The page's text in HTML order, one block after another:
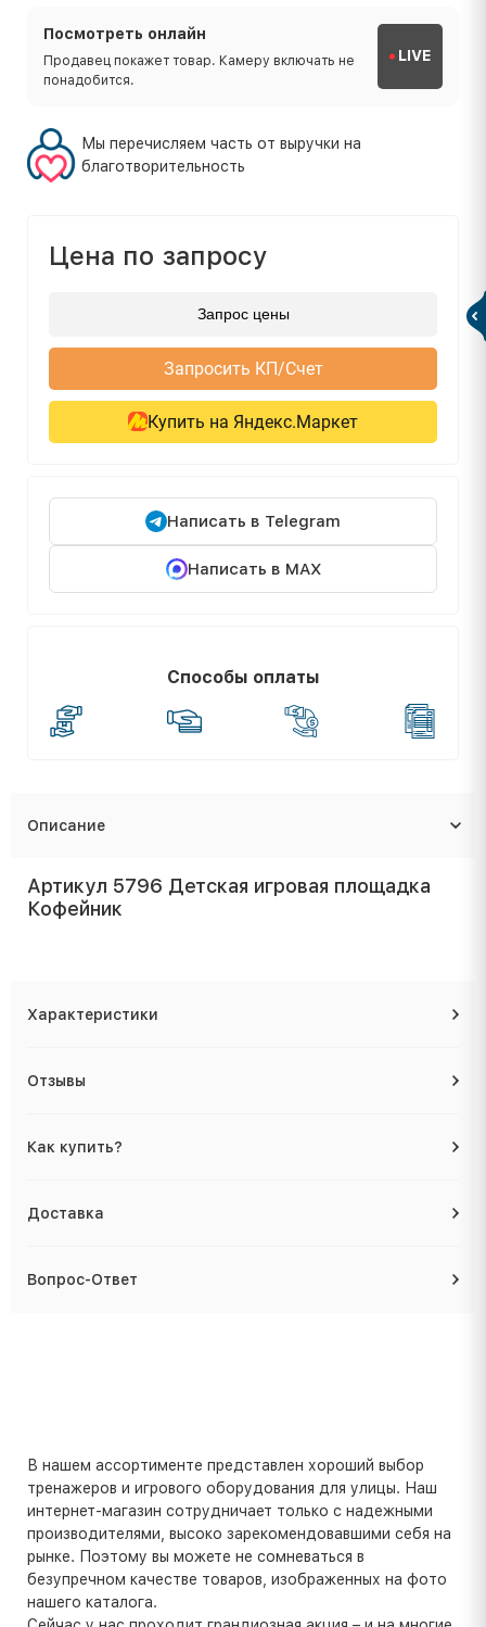
Посмотреть онлайн
Продавец покажет товар. Камеру включать не
понадобится.
LIVE
Мы перечисляем часть от выручки на
благотворительность
Цена по запросу
Запрос цены
Запросить КП/Счет
Купить на Яндекс.Маркет
Написать в Telegram
Написать в MAX
Способы оплаты
Описание
Артикул 5796 Детская игровая площадка
Кофейник
Характеристики
Отзывы
Как купить?
Доставка
Вопрос-Ответ
В нашем ассортименте представлен хороший выбор
тренажеров и игрового оборудования для улицы. Наш
интернет-магазин сотрудничает только с надежными
производителями, высоко зарекомендовавшими себя на
рынке. Поэтому вы можете не сомневаться в
безупречном качестве товаров, изображенных на фото
нашего каталога.